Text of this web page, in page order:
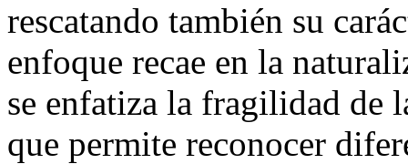
rescatando también su
enfoque recae en la
se enfatiza la fragilidad de
que permite reconocer